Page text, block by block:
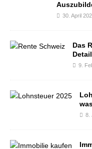
30. April
Das
9.
8.